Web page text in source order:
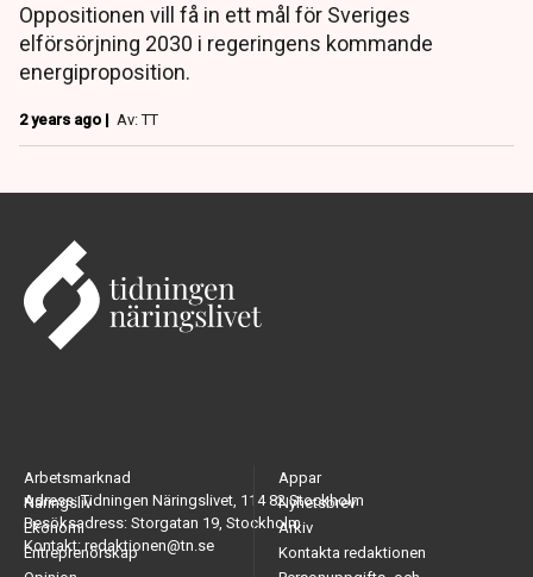
Oppositionen vill få in ett mål för Sveriges
elförsörjning 2030 i regeringens kommande
energiproposition.
2 years ago | Av: TT
Adress: Tidningen Näringslivet, 114 82 Stockholm
Besöksadress: Storgatan 19, Stockholm
Kontakt: redaktionen@tn.se
Arbetsmarknad
Näringsliv
Ekonomi
Entreprenörskap
Appar
Nyhetsbrev
Arkiv
Kontakta redaktionen